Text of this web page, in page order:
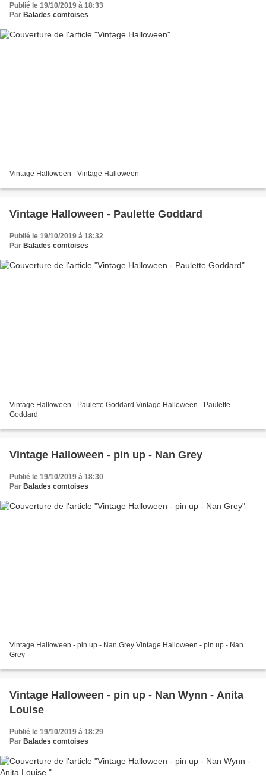
Publié le 19/10/2019 à 18:33
Par Balades comtoises
Vintage Halloween - Vintage Halloween
Vintage Halloween - Paulette Goddard
Publié le 19/10/2019 à 18:32
Par Balades comtoises
Vintage Halloween - Paulette Goddard Vintage Halloween - Paulette
Goddard
Vintage Halloween - pin up - Nan Grey
Publié le 19/10/2019 à 18:30
Par Balades comtoises
Vintage Halloween - pin up - Nan Grey Vintage Halloween - pin up - Nan
Grey
Vintage Halloween - pin up - Nan Wynn - Anita
Louise
Publié le 19/10/2019 à 18:29
Par Balades comtoises